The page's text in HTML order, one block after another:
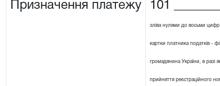
Призначення платежу 101
зліва нулями до восьми
картки платника податків -
громадянина України, в разі
прийняття реєстраційного